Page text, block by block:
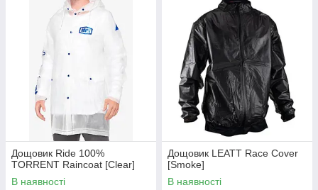
Дощовик Ride 100%
TORRENT Raincoat [Clear]
В наявності
Дощовик LEATT Race Cover
[Smoke]
В наявності